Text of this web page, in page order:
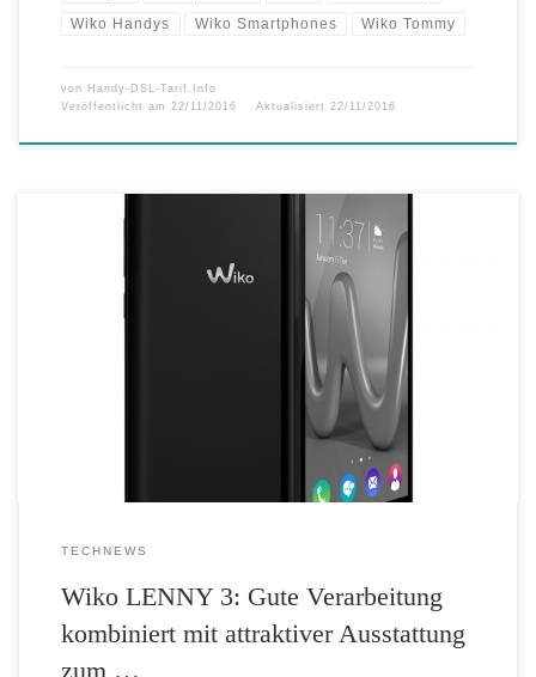
Wiko Handys Wiko Smartphones Wiko Tommy
von Handy-DSL-Tarif.Info
Veröffentlicht am 22/11/2016 Aktualisiert 22/11/2016
Der Smartphone-Hersteller Wiko präsentiert mit dem LENNY 3 ein
attraktives Highlight-Modell, das sich in die junge Y-Serie einreiht.
Ein buntes Design in Kombination mit hochwertigen Materialien und
leistungsfähiger Hardware zeichnen das Einsteiger-Gerät aus. Damit
bietet Wiko ein optimales Einsteiger-Smartphone zum günstigen
Preispunkt an. LENNY 3 mit Quad-Core-CPU und großem HD-Display
TECHNEWS
Wiko LENNY 3: Gute Verarbeitung
kombiniert mit attraktiver Ausstattung
zum …